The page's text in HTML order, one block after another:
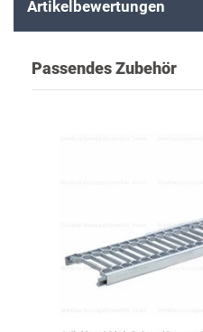
Artikelbewertungen
Passendes Zubehör